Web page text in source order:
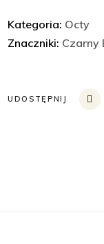
Kategoria: Octy
Znaczniki: Czarny
UDOSTĘPNIJ